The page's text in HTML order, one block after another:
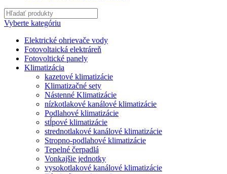
Vyberte kategóriu
Elektrické ohrievače vody
Fotovoltaická elektráreň
Fotovoltické panely
Klimatizácia
kazetové klimatizácie
Klimatizačné sety
Nástenné Klimatizácie
nízkotlakové kanálové klimatizácie
Podlahové klimatizácie
stĺpové klimatizácie
strednotlakové kanálové klimatizácie
Stropno-podlahové klimatizácie
Tepelné čerpadlá
Vonkajšie jednotky
vysokotlakové kanálové klimatizácie